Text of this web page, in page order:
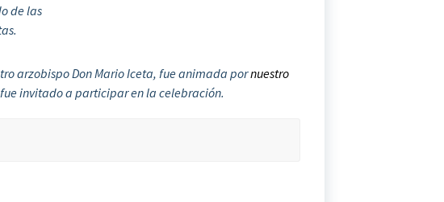
de las
arzobispo Don Mario Iceta, fue animada pornuestro
invitado a participar en la celebración.